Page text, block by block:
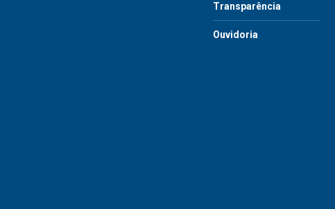
Transparência
Ouvidoria